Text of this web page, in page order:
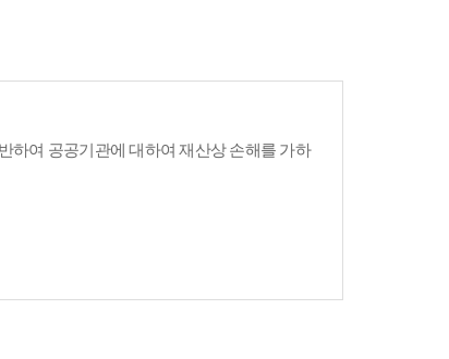
하여 공공기관에 대하여 재산상 손해를 가하